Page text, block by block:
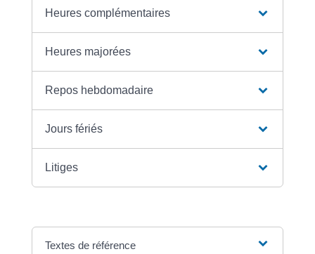
Heures complémentaires
Heures majorées
Repos hebdomadaire
Jours fériés
Litiges
Textes de référence